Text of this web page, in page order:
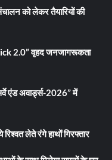
को लेकर तैयारियों की
2.0” वृहद जनजागरूकता
एंड अवार्ड्स-2026” में
लेते रंगे हाथों गिरफ्तार